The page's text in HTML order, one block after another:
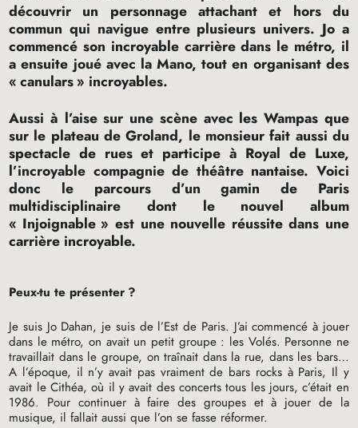
découvrir un personnage attachant et hors du
commun qui navigue entre plusieurs univers. Jo a
commencé son incroyable carrière dans le métro, il
a ensuite joué avec la Mano, tout en organisant des
« canulars» incroyables.
Aussi à l’aise sur une scène avec les Wampas que
sur le plateau de Groland, le monsieur fait aussi du
spectacle de rues et participe à Royal de Luxe,
l’incroyable compagnie de théâtre nantaise. Voici
donc le parcours d’un gamin de Paris
multidisciplinaire dont le nouvel album
« Injoignable » est une nouvelle réussite dans une
carrière incroyable.
Peux-tu te présenter ?
Je suis Jo Dahan, je suis de l’Est de Paris. J’ai commencé à jouer
dans le métro, on avait un petit groupe : les Volés. Personne ne
travaillait dans le groupe, on traînait dans la rue, dans les bars…
A l’époque, il n’y avait pas vraiment de bars rocks à Paris, Il y
avait le Cithéa, où il y avait des concerts tous les jours, c’était en
1986. Pour continuer à faire des groupes et à jouer de la
musique, il fallait aussi que l’on se fasse réformer.